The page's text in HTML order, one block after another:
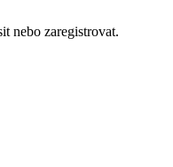
nebo zaregistrovat.